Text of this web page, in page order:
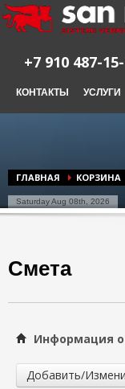
+7 910 487-
КОНТАКТЫ
УСЛУГИ
ГЛАВНАЯ КОРЗИНА
Saturday Aug 08th, 2026
Смета
Информация о
Добавить/